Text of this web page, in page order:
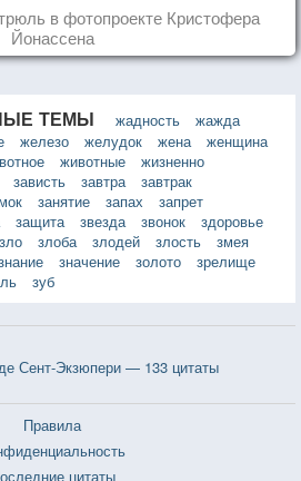
в фотопроекте Кристофера
Йонассена
ТЕМЫ жадность
жажда
железо желудок жена
женщина
животные
жизненно
зависть завтра
завтрак
занятие запах
запрет
защита звезда звонок
здоровье
зло злоба злодей злость
змея
значение золото
зрелище
зуб
Сент-Экзюпери — 133 цитаты
Правила
цитаты